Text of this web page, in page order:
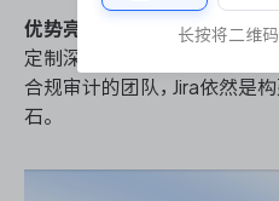
优势亮点：
行业标杆级的敏捷
定制深度，以及企业级权限管
合规审计的团队，Jira依然是
石。
长按将二维